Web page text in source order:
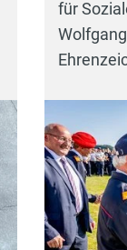
für